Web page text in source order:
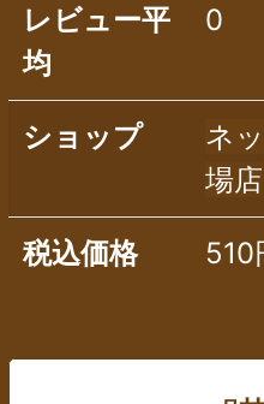
レビュー平
均
0
ショップ
ネ
場店
税込価格 510